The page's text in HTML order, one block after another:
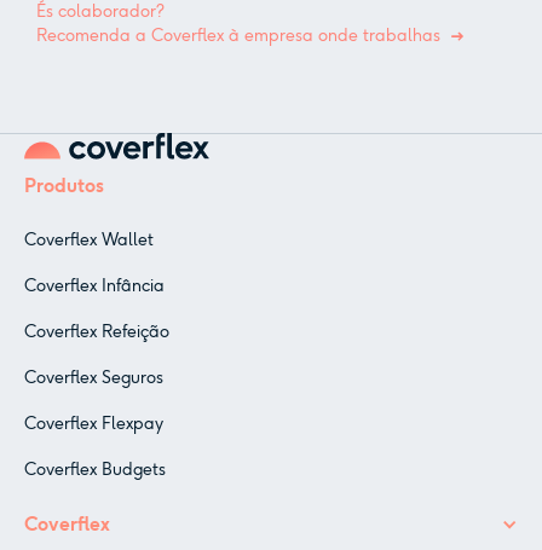
És colaborador?
Recomenda a Coverflex à empresa onde trabalhas
Produtos
Coverflex Wallet
Coverflex Infância
Coverflex Refeição
Coverflex Seguros
Coverflex Flexpay
Coverflex Budgets
Coverflex